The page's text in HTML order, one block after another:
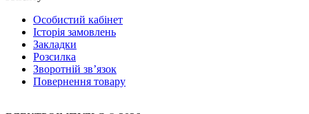
Особистий кабінет
Історія замовлень
Закладки
Розсилка
Зворотній зв’язок
Повернення товару